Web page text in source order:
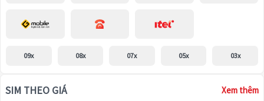
09x 08x 07x 05x 03x
SIM THEO GIÁ Xem thêm